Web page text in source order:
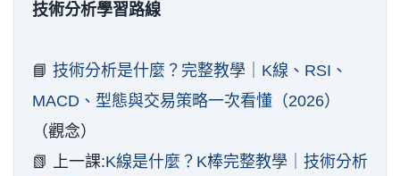
技術分析學習路線
📘 技術分析是什麼？完整教學｜K線、RSI、
MACD、型態與交易策略一次看懂（2026）
（觀念）
📗 上一課:K線是什麼？K棒完整教學｜技術分析